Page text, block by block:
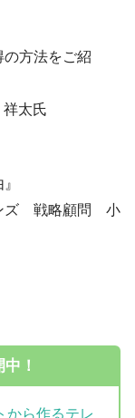
の方法をご紹
太氏
ズ 戦略顧問 小
！
から作るテレ